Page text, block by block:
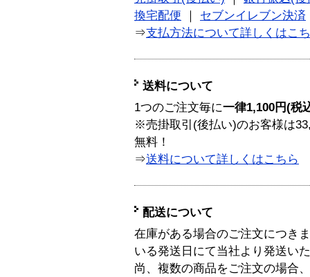
換宅配便
セブンイレブン決済
⇒支払方法について詳しくはこ
送料について
1つのご注文毎に一律1,100円(税
※売掛取引(後払い)のお客様は
無料！
⇒送料について詳しくはこちら
配送について
在庫がある場合のご注文につき
いる発送日にて当社より発送い
尚、複数の商品をご注文の場合